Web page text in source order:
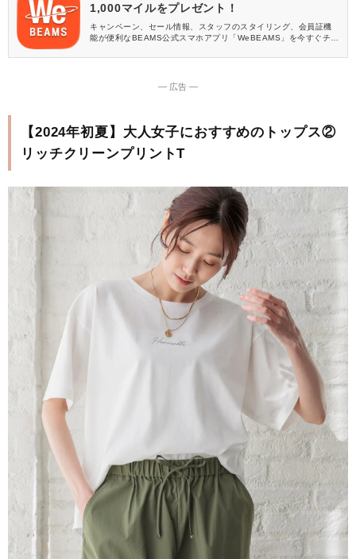
1,000マイルをプレゼント！
キャンペーン、セール情報、スタッフのスタイリング、会員証機
能が便利なBEAMS公式スマホアプリ「WeBEAMS」を今すぐチェ
― 広告 ―
【2024年初夏】大人女子におすすめのトップス②
リッチクリーンプリントT